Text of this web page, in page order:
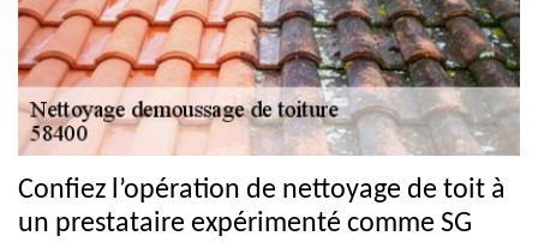
Confiez l’opération de nettoyage de toit à
un prestataire expérimenté comme SG